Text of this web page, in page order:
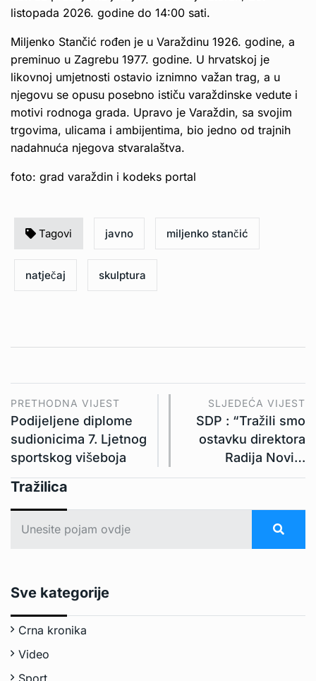
listopada 2026. godine do 14:00 sati.
Miljenko Stančić rođen je u Varaždinu 1926. godine, a
preminuo u Zagrebu 1977. godine. U hrvatskoj je
likovnoj umjetnosti ostavio iznimno važan trag, a u
njegovu se opusu posebno ističu varaždinske vedute i
motivi rodnoga grada. Upravo je Varaždin, sa svojim
trgovima, ulicama i ambijentima, bio jedno od trajnih
nadahnuća njegova stvaralaštva.
foto: grad varaždin i kodeks portal
Tagovi javno miljenko stančić
natječaj skulptura
PRETHODNA VIJEST
Podijeljene diplome
sudionicima 7. Ljetnog
sportskog višeboja
SLJEDEĆA VIJEST
SDP : “Tražili smo
ostavku direktora
Radija Novi…
Tražilica
Sve kategorije
Crna kronika
Video
Sport